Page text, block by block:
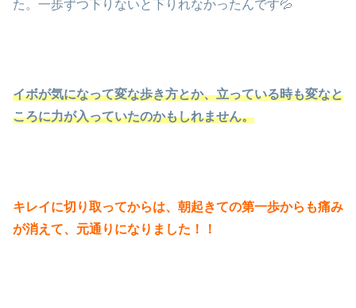
た。一歩ずつ下りないと下りれなかったんです💦
イボが気になって変な歩き方とか、立っている時も変なと
ころに力が入っていたのかもしれません。
キレイに切り取ってからは、朝起きての第一歩からも痛み
が消えて、元通りになりました！！